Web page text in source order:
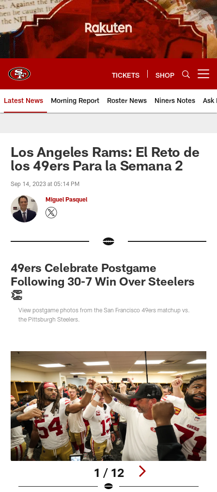
Skip
to
main
content
TICKETS SHOP
Latest News Morning Report Roster News Niners Notes Ask
Los Angeles Rams: El Reto de
los 49ers Para la Semana 2
Sep 14, 2023 at 05:14 PM
Miguel Pasquel
49ers Celebrate Postgame
Following 30-7 Win Over Steelers
👏
View postgame photos from the San Francisco 49ers matchup vs.
the Pittsburgh Steelers.
1 / 12